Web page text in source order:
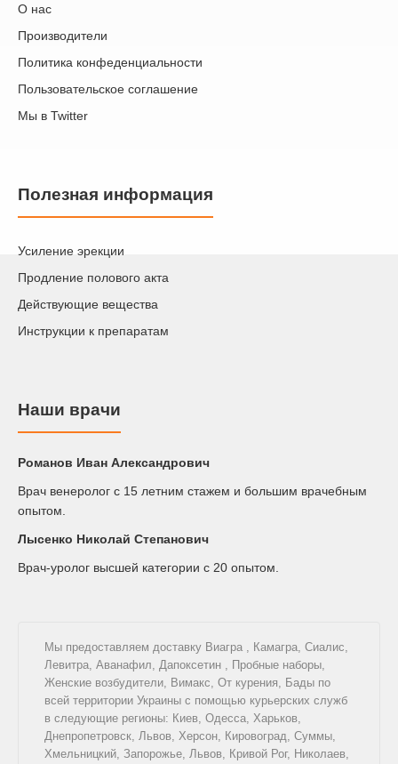
О нас
Производители
Политика конфеденциальности
Пользовательское соглашение
Мы в Twitter
Полезная информация
Усиление эрекции
Продление полового акта
Действующие вещества
Инструкции к препаратам
Наши врачи
Романов Иван Александрович
Врач венеролог с 15 летним стажем и большим врачебным
опытом.
Лысенко Николай Степанович
Врач-уролог высшей категории с 20 опытом.
Мы предоставляем доставку Виагра Камагра Сиалис
Левитра Аванафил Дапоксетин Пробные наборы
Женские возбудители Вимакс От курения Бады по
всей территории Украины с помощью курьерских служб
в следующие регионы: Киев, Одесса, Харьков,
Днепропетровск, Львов, Херсон, Кировоград, Суммы,
Хмельницкий, Запорожье, Львов, Кривой Рог, Николаев,